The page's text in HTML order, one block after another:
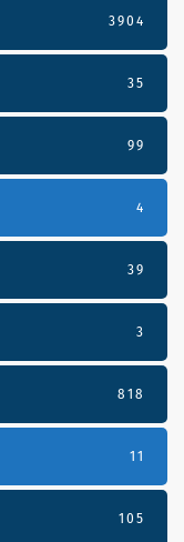
3904
35
99
4
39
3
818
11
105